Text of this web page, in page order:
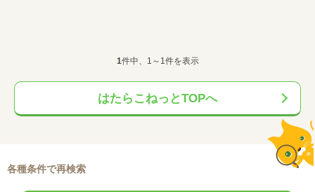
1件中、1～1件を表示
はたらこねっとTOPへ
各種条件で再検索